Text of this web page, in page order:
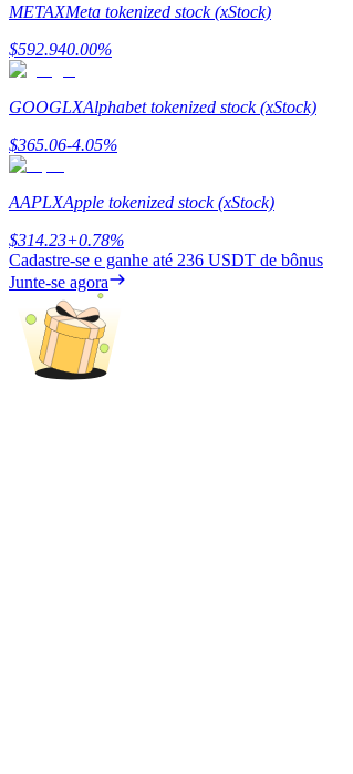
Guia
Guia para iniciantes em futuros
Estratégias de negociação
Aprenda como se manter lucrativo
METAXMeta tokenized stock (xStock)
$592.940.00%
GOOGLXAlphabet tokenized stock (xStock)
$365.06-4.05%
AAPLXApple tokenized stock (xStock)
$314.23+0.78%
Cadastre-se e ganhe até 236 USDT de bônus
Junte-se agora